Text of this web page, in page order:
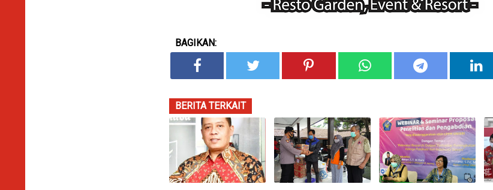
BAGIKAN:
BERITA TERKAIT